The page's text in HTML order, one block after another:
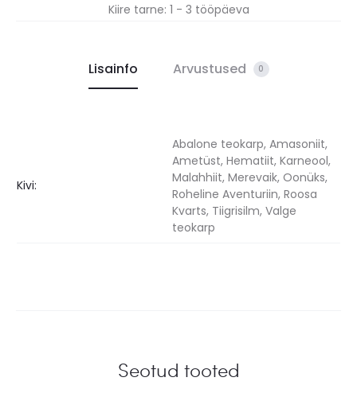
Kiire tarne: 1 - 3 tööpäeva
Lisainfo Arvustused 0
Kivi:
Abalone teokarp, Amasoniit,
Ametüst, Hematiit, Karneool,
Malahhiit, Merevaik, Oonüks,
Roheline Aventuriin, Roosa
Kvarts, Tiigrisilm, Valge
teokarp
Seotud tooted